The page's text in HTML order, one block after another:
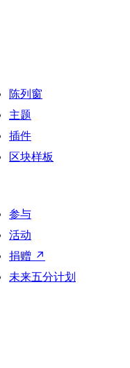
陈列窗
主题
插件
区块样板
参与
活动
捐赠 ↗
未来五分计划